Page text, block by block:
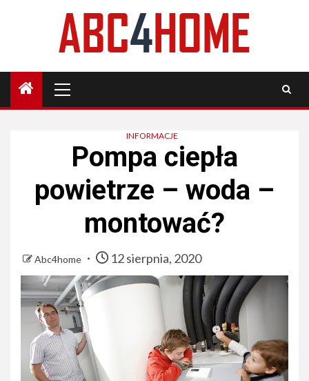
Menu
INFORMACJE
Pompa ciepła
powietrze – woda –
montować?
Abc4home 12 sierpnia, 2020